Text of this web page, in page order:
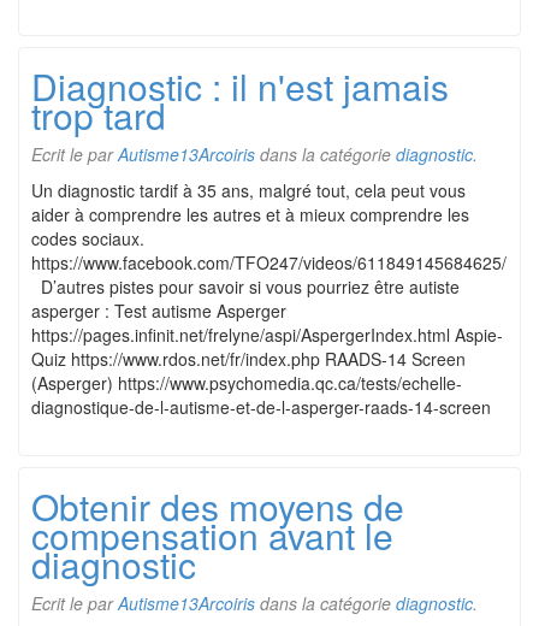
Diagnostic : il n'est jamais
trop tard
Ecrit le parAutisme13Arcoiris dans la catégorie diagnostic.
Un diagnostic tardif à 35 ans, malgré tout, cela peut vous
aider à comprendre les autres et à mieux comprendre les
codes sociaux.
https://www.facebook.com/TFO247/videos/611849145684625/
D’autres pistes pour savoir si vous pourriez être autiste
asperger : Test autisme Asperger
https://pages.infinit.net/frelyne/aspi/AspergerIndex.html Aspie-
Quiz https://www.rdos.net/fr/index.php RAADS-14 Screen
(Asperger) https://www.psychomedia.qc.ca/tests/echelle-
diagnostique-de-l-autisme-et-de-l-asperger-raads-14-screen
Obtenir des moyens de
compensation avant le
diagnostic
Ecrit le parAutisme13Arcoiris dans la catégorie diagnostic.